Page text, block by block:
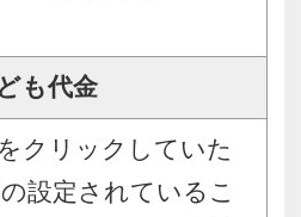
も代金
クリックしていた
設定されているこ